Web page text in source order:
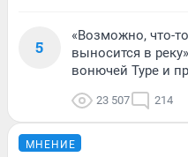
5
«Возможно, что-
выносится в
вонючей Туре и
23 507 214
МНЕНИЕ